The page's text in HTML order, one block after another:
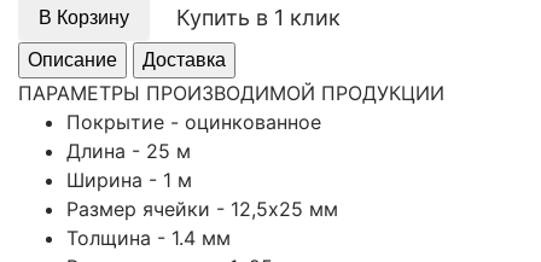
В Корзину Купить в 1 клик
Описание Доставка
ПАРАМЕТРЫ ПРОИЗВОДИМОЙ ПРОДУКЦИИ
Покрытие - оцинкованное
Длина - 25 м
Ширина - 1 м
Размер ячейки - 12,5х25 мм
Толщина - 1.4 мм